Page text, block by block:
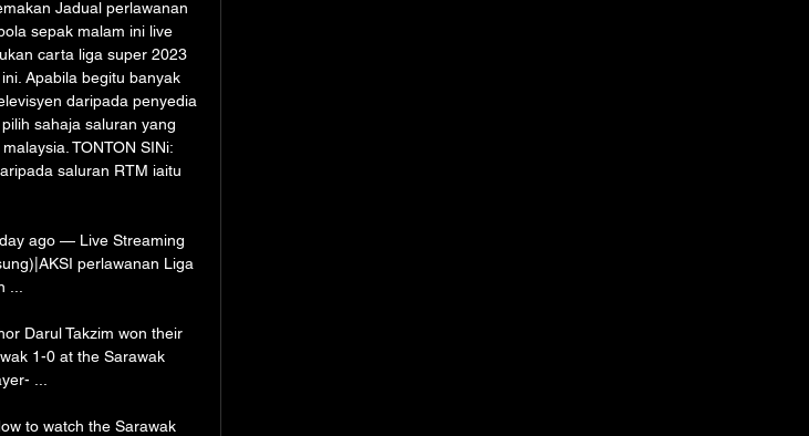
Jadual perlawanan
sepak malam ini live
carta liga super 2023
Apabila begitu banyak
daripada penyedia
sahaja saluran yang
TONTON SINi:
saluran RTM iaitu
ago — Live Streaming
perlawanan Liga
Darul Takzim won their
1-0 at the Sarawak
...
to watch the Sarawak